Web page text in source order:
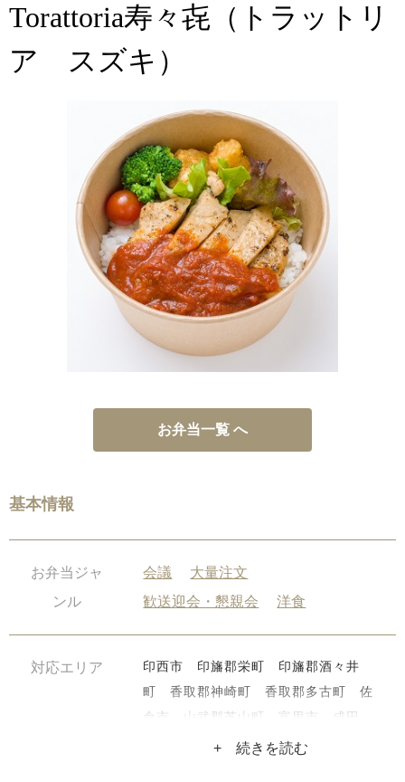
Torattoria寿々㐂（トラットリ
ア スズキ）
お弁当一覧 へ
基本情報
お弁当ジャ
ンル
会議
大量注文
歓送迎会・懇親会
洋食
対応エリア
印西市 印旛郡栄町 印旛郡酒々井
町 香取郡神崎町 香取郡多古町 佐
倉市 山武郡芝山町 富里市 成田
市 八街市 我孫子市 香取市 山武
+ 続きを読む